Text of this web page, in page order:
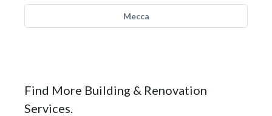
Mecca
Find More Building & Renovation
Services.